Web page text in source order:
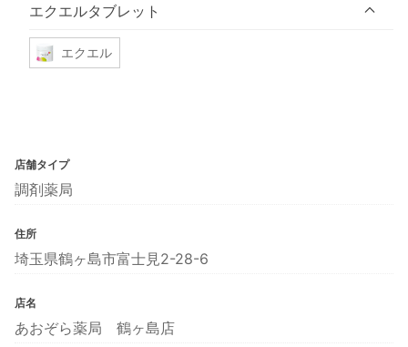
エクエルタブレット
エクエル
店舗タイプ
調剤薬局
住所
埼玉県鶴ヶ島市富士見2-28-6
店名
あおぞら薬局 鶴ヶ島店